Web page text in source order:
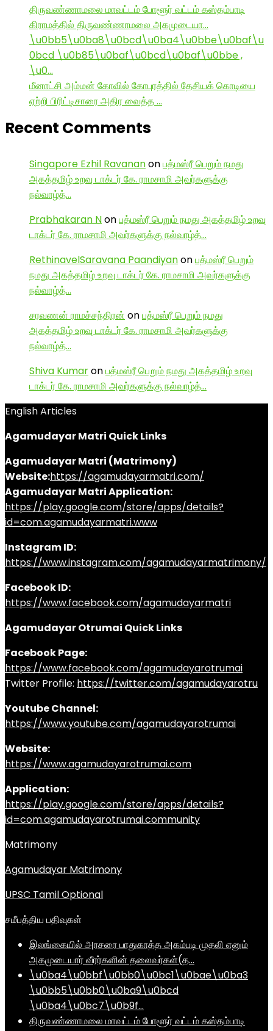
திருவண்ணாமலை மாவட்டம் போளூர் வட்டம் கஸ்தம்பாடி
கிராமத்தில் திருவண்ணாமலை அகமுடையா…
\u0bb5\u0ba8\u0bcd\u0ba4\u0bbe\u0baf\u
0bcd \u0b85\u0baf\u0bcd\u0baf\u0bbe ,
\u0…
மீனாட்சி அம்மன் கோவில் கோபுரத்தில் தேசியக் கொடியை
ஏற்றி பிரிட்டிசாரை அதிர வைத்த …
Recent Comments
Singapore Ezhil Ravananonபத்மஸ்ரீ பெறும் நமது
அகத்தமிழ் உறவு டாக்டர் கே. ராமசாமி அவர்களுக்கு
நல்வாழ்த்…
Prabhakaran Nonபத்மஸ்ரீ பெறும் நமது அகத்தமிழ் உறவு
டாக்டர் கே. ராமசாமி அவர்களுக்கு நல்வாழ்த்…
RethinavelSaravana Paandiyanonபத்மஸ்ரீ பெறும்
நமது அகத்தமிழ் உறவு டாக்டர் கே. ராமசாமி அவர்களுக்கு
நல்வாழ்த்…
சரவணன் ராமச்சந்திரன் onபத்மஸ்ரீ பெறும் நமது
அகத்தமிழ் உறவு டாக்டர் கே. ராமசாமி அவர்களுக்கு
நல்வாழ்த்…
Shiva Kumaronபத்மஸ்ரீ பெறும் நமது அகத்தமிழ் உறவு
டாக்டர் கே. ராமசாமி அவர்களுக்கு நல்வாழ்த்…
English Articles
Agamudayar Matri Quick Links
Agamudayar Matri (Matrimony)
Website:https://agamudayarmatri.com/
Agamudayar Matri Application:
https://play.google.com/store/apps/details?
id=com.agamudayarmatri.www
Instagram ID:
https://www.instagram.com/agamudayarmatrimony/
Facebook ID:
https://www.facebook.com/agamudayarmatri
Agamudayar Otrumai Quick Links
Facebook Page:
https://www.facebook.com/agamudayarotrumai
Twitter Profile: https://twitter.com/agamudayarotru
Youtube Channel:
https://www.youtube.com/agamudayarotrumai
Website:
https://www.agamudayarotrumai.com
Application:
https://play.google.com/store/apps/details?
id=com.agamudayarotrumai.community
Matrimony
Agamudayar Matrimony
UPSC Tamil Optional
சமீபத்திய பதிவுகள்
இலங்கையில் அரசரை பாதுகாத்த அகம்படி முதலி எனும்
அகமுடையார் வீரர்களின் தலைவர்கள்(த…
\u0ba4\u0bbf\u0bb0\u0bc1\u0bae\u0ba3
\u0bb5\u0bb0\u0ba9\u0bcd
\u0ba4\u0bc7\u0b9f…
திருவண்ணாமலை மாவட்டம் போளூர் வட்டம் கஸ்தம்பாடி